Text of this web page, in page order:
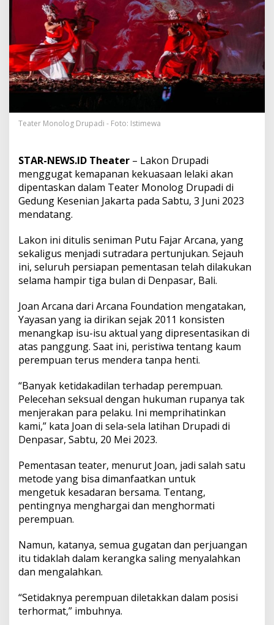
t
e
e
w
e
n
a
n
g
-
n
a
n
g
a
l
a
k
i
Teater Monolog Drupadi - Foto: Istimewa
STAR-NEWS.ID Theater – Lakon Drupadi
menggugat kemapanan kekuasaan lelaki akan
dipentaskan dalam Teater Monolog Drupadi di
Gedung Kesenian Jakarta pada Sabtu, 3 Juni 2023
mendatang.
Lakon ini ditulis seniman Putu Fajar Arcana, yang
sekaligus menjadi sutradara pertunjukan. Sejauh
ini, seluruh persiapan pementasan telah dilakukan
selama hampir tiga bulan di Denpasar, Bali.
Joan Arcana dari Arcana Foundation mengatakan,
Yayasan yang ia dirikan sejak 2011 konsisten
menangkap isu-isu aktual yang dipresentasikan di
atas panggung. Saat ini, peristiwa tentang kaum
perempuan terus mendera tanpa henti.
“Banyak ketidakadilan terhadap perempuan.
Pelecehan seksual dengan hukuman rupanya tak
menjerakan para pelaku. Ini memprihatinkan
kami,” kata Joan di sela-sela latihan Drupadi di
Denpasar, Sabtu, 20 Mei 2023.
Pementasan teater, menurut Joan, jadi salah satu
metode yang bisa dimanfaatkan untuk
mengetuk kesadaran bersama. Tentang,
pentingnya menghargai dan menghormati
perempuan.
Namun, katanya, semua gugatan dan perjuangan
itu tidaklah dalam kerangka saling menyalahkan
dan mengalahkan.
“Setidaknya perempuan diletakkan dalam posisi
terhormat,” imbuhnya.